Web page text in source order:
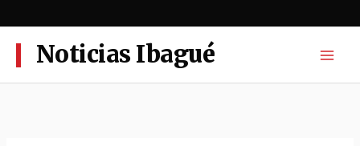
al
contenidoNoticias Ibagué